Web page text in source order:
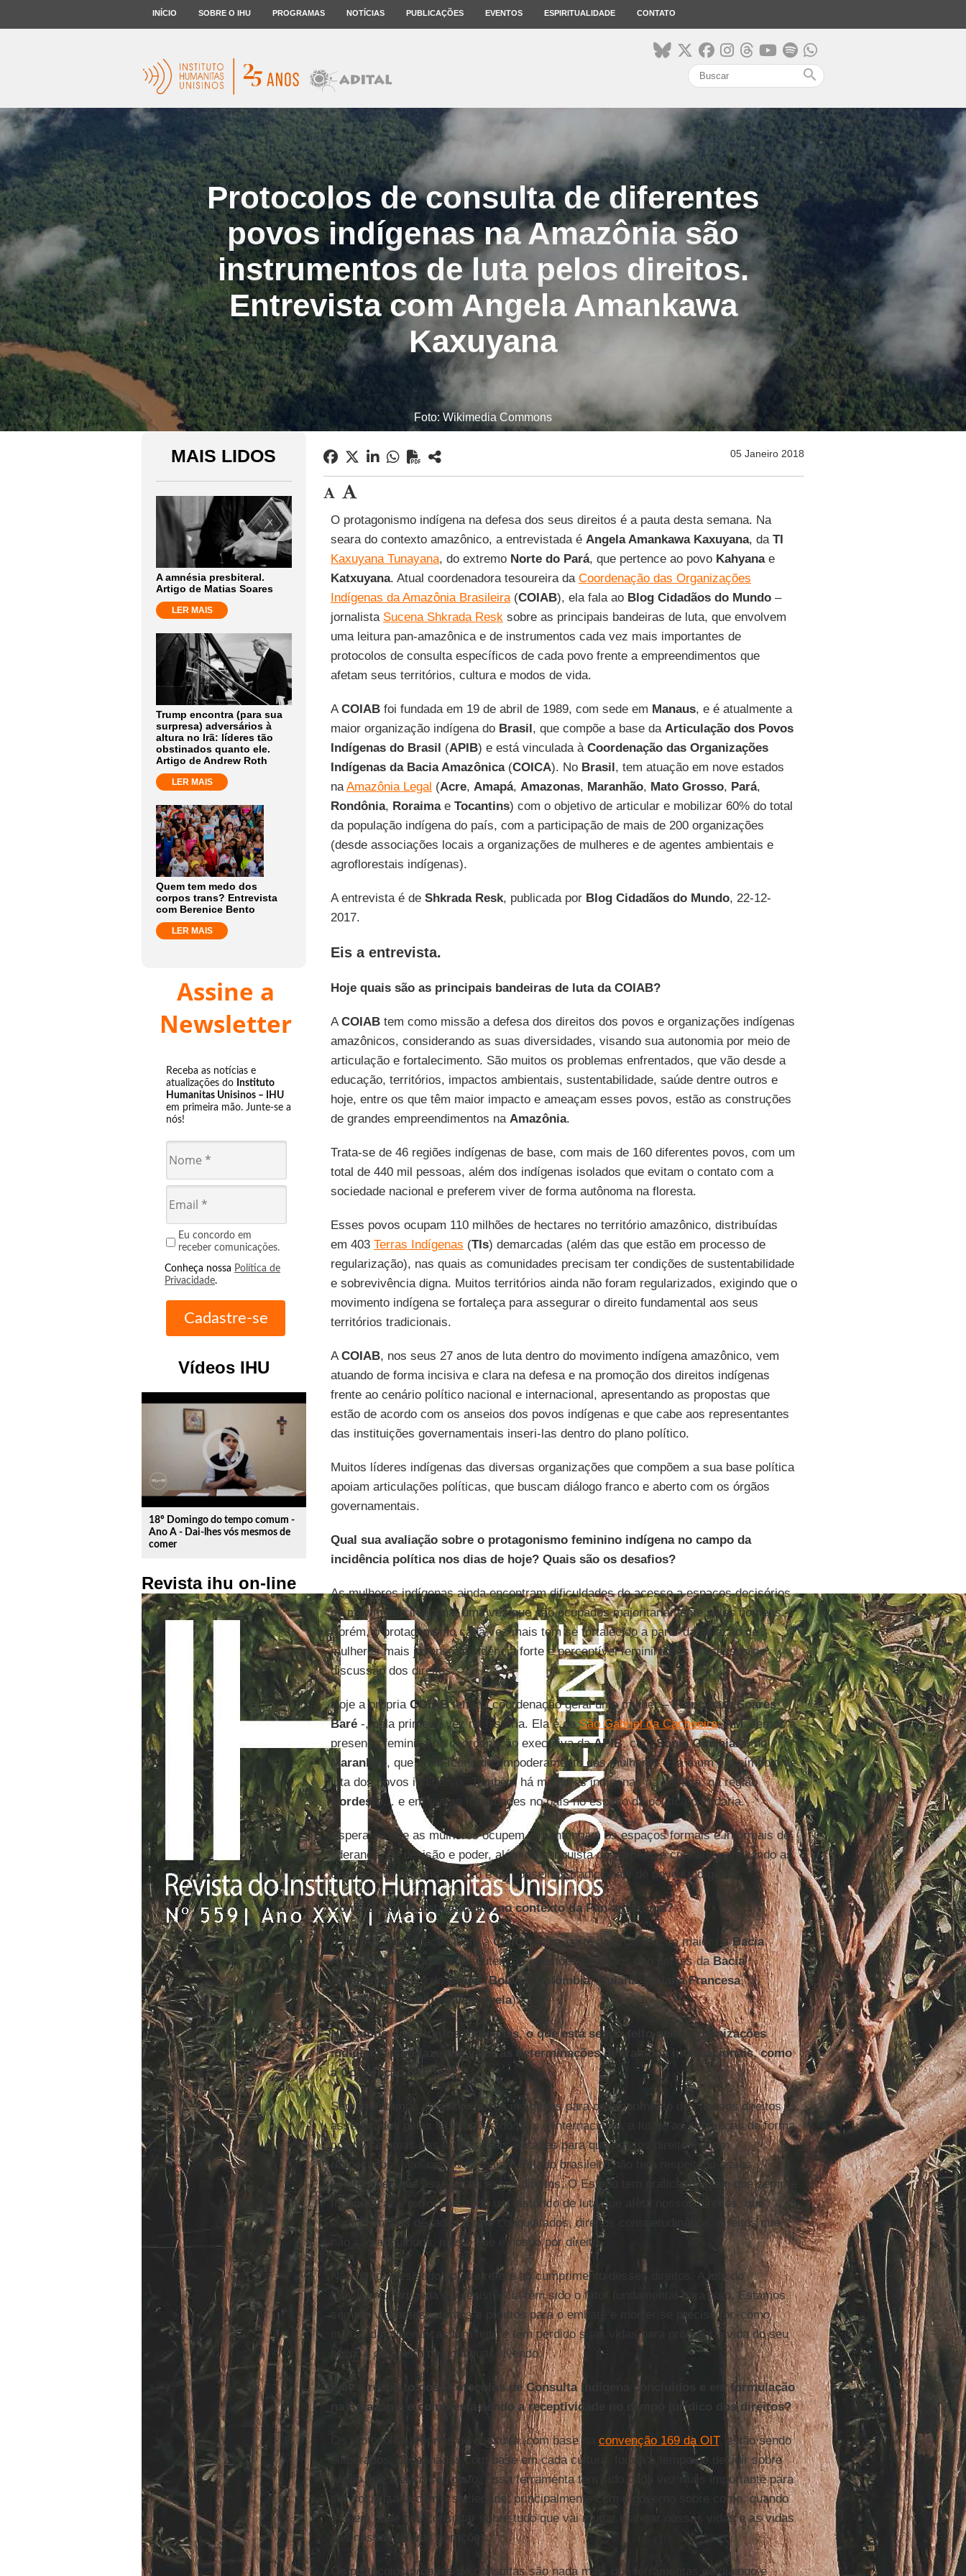
INÍCIO SOBRE O IHU PROGRAMAS NOTÍCIAS PUBLICAÇÕES EVENTOS ESPIRITUALIDADE CONTATO
search
Protocolos de consulta de diferentes
povos indígenas na Amazônia são
instrumentos de luta pelos direitos.
Entrevista com Angela Amankawa
Kaxuyana
Foto: Wikimedia Commons
MAIS LIDOS
A amnésia presbiteral.
Artigo de Matias Soares
LER MAIS
Trump encontra (para sua
surpresa) adversários à
altura no Irã: líderes tão
obstinados quanto ele.
Artigo de Andrew Roth
LER MAIS
Quem tem medo dos
corpos trans? Entrevista
com Berenice Bento
LER MAIS
Assine a
Newsletter
Receba as notícias e
atualizações do Instituto
Humanitas Unisinos – IHU
em primeira mão. Junte-se a
nós!
Eu concordo em
receber comunicações.
Conheça nossa Política de
Privacidade.
Vídeos IHU
play_circle_outline
18º Domingo do tempo comum -
Ano A - Dai-lhes vós mesmos de
comer
Revista ihu on-line
05 Janeiro 2018
O protagonismo indígena na defesa dos seus direitos é a pauta desta semana. Na
seara do contexto amazônico, a entrevistada é Angela Amankawa Kaxuyana, da TI
Kaxuyana Tunayana, do extremo Norte do Pará, que pertence ao povo Kahyanae
Katxuyana. Atual coordenadora tesoureira da Coordenação das Organizações
Indígenas da Amazônia Brasileira(COIAB), ela fala aoBlog Cidadãos do Mundo–
jornalista Sucena Shkrada Resksobre as principais bandeiras de luta, que envolvem
uma leitura pan-amazônica e de instrumentos cada vez mais importantes de
protocolos de consulta específicos de cada povo frente a empreendimentos que
afetam seus territórios, cultura e modos de vida.
ACOIABfoi fundada em 19 de abril de 1989, com sede em Manaus, e é atualmente a
maior organização indígena do Brasil, que compõe a base da Articulação dos Povos
Indígenas do Brasil (APIB) e está vinculada à Coordenação das Organizações
Indígenas da Bacia Amazônica(COICA). No Brasil, tem atuação em nove estados
naAmazônia Legal (Acre, Amapá, Amazonas, Maranhão, Mato Grosso, Pará,
Rondônia, Roraimae Tocantins) com o objetivo de articular e mobilizar 60% do total
da população indígena do país, com a participação de mais de 200 organizações
(desde associações locais a organizações de mulheres e de agentes ambientais e
agroflorestais indígenas).
A entrevista é de Shkrada Resk, publicada por Blog Cidadãos do Mundo, 22-12-
2017.
Eis a entrevista.
Hoje quais são as principais bandeiras de luta da COIAB?
ACOIABtem como missão a defesa dos direitos dos povos e organizações indígenas
amazônicos, considerando as suas diversidades, visando sua autonomia por meio de
articulação e fortalecimento. São muitos os problemas enfrentados, que vão desde a
educação, territórios, impactos ambientais, sustentabilidade, saúde dentre outros e
hoje, entre os que têm maior impacto e ameaçam esses povos, estão as construções
de grandes empreendimentos na Amazônia.
Trata-se de 46 regiões indígenas de base, com mais de 160 diferentes povos, com um
total de 440 mil pessoas, além dos indígenas isolados que evitam o contato com a
sociedade nacional e preferem viver de forma autônoma na floresta.
Esses povos ocupam 110 milhões de hectares no território amazônico, distribuídas
em 403 Terras Indígenas (TIs) demarcadas (além das que estão em processo de
regularização), nas quais as comunidades precisam ter condições de sustentabilidade
e sobrevivência digna. Muitos territórios ainda não foram regularizados, exigindo que o
movimento indígena se fortaleça para assegurar o direito fundamental aos seus
territórios tradicionais.
ACOIAB, nos seus 27 anos de luta dentro do movimento indígena amazônico, vem
atuando de forma incisiva e clara na defesa e na promoção dos direitos indígenas
frente ao cenário político nacional e internacional, apresentando as propostas que
estão de acordo com os anseios dos povos indígenas e que cabe aos representantes
das instituições governamentais inseri-las dentro do plano político.
Muitos líderes indígenas das diversas organizações que compõem a sua base política
apoiam articulações políticas, que buscam diálogo franco e aberto com os órgãos
governamentais.
Qual sua avaliação sobre o protagonismo feminino indígena no campo da
incidência política nos dias de hoje? Quais são os desafios?
As mulheres indígenas ainda encontram dificuldades de acesso a espaços decisórios
do movimento indígena, uma vez que são ocupados majoritariamente pelos homens.
Porém, o protagonismo cada vez mais tem se fortalecido a partir da atuação de
mulheres mais jovens e incidência forte e perceptível feminina nos processos de
discussão dos direitos.
Hoje a própria COIABtem na coordenação geral uma mulher –Francinara Soares
Baré-, pela primeira vez na história. Ela é deSão Gabriel da Cachoeira,AM. Temos a
presença feminina na coordenação executiva daAPIB, comSônia Guajajara, do
Maranhão, que é um ícone de empoderamento das mulheres. Ela é um é o símbolo de
luta dos povos indígenas. Também há mulheres indígenas na política, na região
Nordeste … e em outras localidades no país no espaço da política partidária.
Espera-se que as mulheres ocupem e mantenham os espaços formais e informais de
liderança, de decisão e poder, além da conquista do respeito e confiança, incluindo as
organizações do movimento e de conselhos tradicionais de povos indígenas.
Como a COIAB está atuando no contexto da Pan-amazônia?
ACOIABtem atuação junto àCOICAe faz parte da organização maior naBacia
Amazônica, na qual se discutem as questões junto aos oito países daBacia
Amazônica, além doBrasil (Bolívia Colômbia,Guiana, Guiana Francesa,
Equador,SurinameeVenezuela).
No campo dos direitos indígenas, o que está sendo feito pelas organizações
indígenas para fazerem valer as determinações de tratados internacionais, como
a Convenção OIT 169?
Sempre lutamos enquanto povos indígenas para o cumprimento dos nossos direitos
assegurados pelas legislações do país e internacional, a luta e as cobranças de forma
coletiva é umas das formas mais eficazes para que nossos direitos sejam
respeitados. Mas cada vez mais o Estado brasileiro não tem respeitado essas
convenções que asseguram esses direitos. O Estado tem praticado aquilo que sempre
foi ameaçar e retroceder todo um histórico de luta que afeta nossos direitos, que
durante muitas décadas foram conquistados, direitos consuetudinários, direitos que
não são adquiridos, mas o que é nosso por direito.
Não temos desistido no que refere ao cumprimento desses direitos. A luta do
movimento indígena e a resistência têm sido o fator fundamental para isso. Estamos
sempre vigilantes, atentos e prontos para o embate e morrer se preciso for, como
muitas das lideranças têm feito e têm perdido suas vidas para proteger a vida do seu
povo, e do direito de continuar vivendo.
Fale a respeito dos Protocolos de Consulta Indígena concluídos e em formulação
na Amazônia e como está sendo a receptividade no campo jurídico dos direitos?
Os protocolos próprios de consulta, com base na convenção 169 da OIT, estão sendo
elaborados, desenhados com base em cada cultura, forma e tempo de decidir sobre
aquilo que afeta o seu povo. Essa ferramenta tem sido cada vez mais importante para
ser socializada com a sociedade, principalmente com o governo sobre como, quando
e quem pode nos consultar sobre tudo que vai mudar e afetar nossas vidas e as vidas
das nossas futuras gerações.
Os protocolos próprios de consultas são nada mais que ferramentas de diálogo e